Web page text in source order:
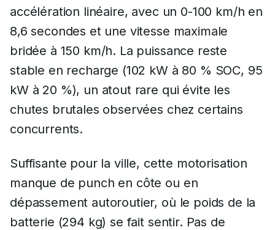
accélération linéaire, avec un 0-100 km/h en
8,6 secondes et une vitesse maximale
bridée à 150 km/h. La puissance reste
stable en recharge (102 kW à 80 % SOC, 95
kW à 20 %), un atout rare qui évite les
chutes brutales observées chez certains
concurrents.
Suffisante pour la ville, cette motorisation
manque de punch en côte ou en
dépassement autoroutier, où le poids de la
batterie (294 kg) se fait sentir. Pas de